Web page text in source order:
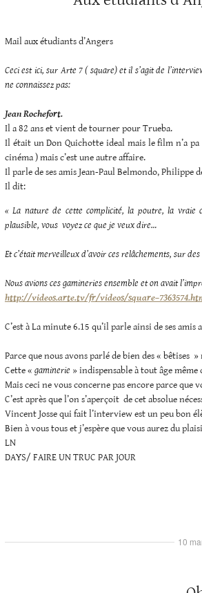
Mail aux étudiants d’Angers
Ceci est ici, sur Arte 7 ( square) et il s’agit de
ne connaissez pas:
Jean Rochefort.
Il a 82 ans et vient de tourner pour Trueba.
Il était un Don Quichotte ideal mais le film n’a
cinéma ) mais c’est une autre affaire.
Il parle de ses amis Jean-Paul Belmondo, Philippe
Il dit:
« La nature de cette complicité, la poutre, la vraie
plausible, vous voyez ce que je veux dire…
Et c’était merveilleux d’avoir ces relâchements, sur
Nous avions ces gamineries ensemble et on avait
http://videos.arte.tv/fr/videos/
C’est à La minute 6.15 qu’il parle ainsi de ses amis
Parce que nous avons parlé de bien des « bêtises
Cette « gaminerie » indispensable à tout âge
Mais ceci ne vous concerne pas encore parce que
C’est après que l’on s’aperçoit de cet absolue
Vincent Josse qui fait l’interview est un peu bon
Bien à vous tous et j’espère que vous aurez du
LN
DAYS/ FAIRE UN TRUC PAR JOUR
10